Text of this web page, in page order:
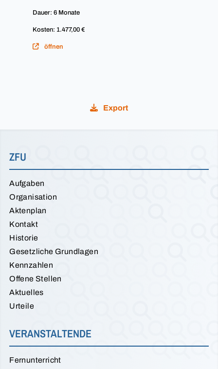
Dauer: 6 Monate
Kosten: 1.477,00 €
öffnen
Export
ZFU
Aufgaben
Organisation
Aktenplan
Kontakt
Historie
Gesetzliche Grundlagen
Kennzahlen
Offene Stellen
Aktuelles
Urteile
VERANSTALTENDE
Fernunterricht